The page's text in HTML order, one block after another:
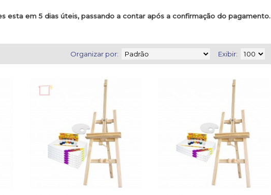
esta em 5 dias úteis, passando a contar após a confirmação do pagamento.
Exibir:
Organizar por: